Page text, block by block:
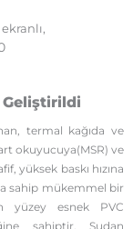
Geliştirildi
termal kağıda ve
okuyucuya(MSR) ve
yüksek baskı hızına
sahip mükemmel bir
yüzey esnek PVC
sahiptir. Sudan